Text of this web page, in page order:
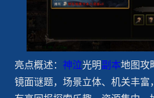
亮点概述： 神泣光明副本地图攻
镜面谜题，场景立体、机关丰富